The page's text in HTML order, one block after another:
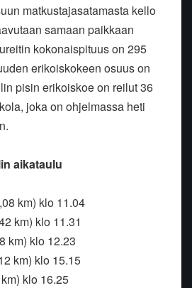
matkustajasatamasta kello
samaan paikkaan
kokonaispituus on 295
erikoiskokeen osuus on
pisin erikoiskoe on reilut 36
joka on ohjelmassa heti
aikataulu
km) klo 11.04
km) klo 11.31
km) klo 12.23
km) klo 15.15
klo 16.25